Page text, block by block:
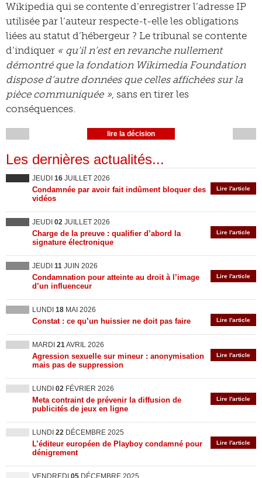
Wikipedia qui se contente d’enregistrer l’adresse IP
utilisée par l’auteur respecte-t-elle les obligations
liées au statut d’hébergeur ? Le tribunal se contente
d’indiquer « qu’il n’est en revanche nullement
démontré que la fondation Wikimedia Foundation
dispose d’autre données que celles affichées sur la
pièce communiquée », sans en tirer les
conséquences.
lire la décision
Les dernières actualités...
JEUDI 16 JUILLET 2026
Lire l'article
Condamnée par avoir fait indûment bloquer des
vidéos
JEUDI 02 JUILLET 2026
Lire l'article
Charge de la preuve : qualifier d’abord la
signature électronique
JEUDI 11 JUIN 2026
Lire l'article
Condamnation pour atteinte au droit à l’image
d’un influenceur
LUNDI 18 MAI 2026
Lire l'article
Constat : ce qu’un huissier ne doit pas faire
MARDI 21AVRIL 2026
Lire l'article
Agression sexuelle sur mineur : anonymisation
mais pas de suppression
LUNDI 02 FÉVRIER 2026
Lire l'article
Meta contraint de prévenir la diffusion de
publicités de jeux en ligne
LUNDI 22 DÉCEMBRE 2025
Lire l'article
L’éditeur européen de Playboy condamné pour
dénigrement
VENDREDI 05 DÉCEMBRE 2025